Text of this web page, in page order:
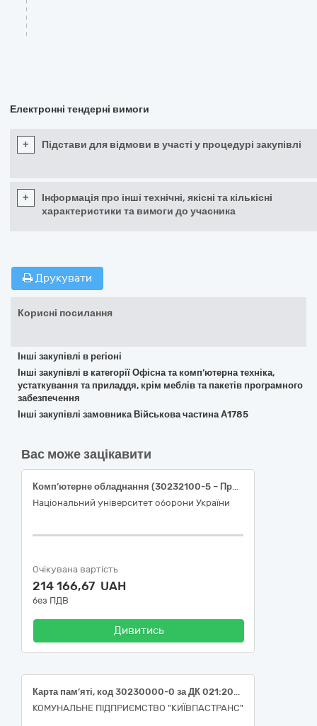
Електронні тендерні вимоги
+ Підстави для відмови в участі у процедурі закупівлі
+
Інформація про інші технічні, якісні та кількісні
характеристики та вимоги до учасника
Друкувати
Корисні посилання
Інші закупівлі в регіоні
Інші закупівлі в категорії Офісна та комп’ютерна техніка,
устаткування та приладдя, крім меблів та пакетів програмного
забезпечення
Інші закупівлі замовника Військова частина А1785
Вас може зацікавити
Комп’ютерне обладнання (30232100-5 – Принтери та плотери, 30232140-7 – Плотери, 30232150-0 – Струменеві принтери)
Національний університет оборони України
Очікувана вартість
214 166,67 UAH
без ПДВ
Дивитись
Карта пам’яті, код 30230000-0 за ДК 021:2015 «Комп'ютерне обладнання»
КОМУНАЛЬНЕ ПІДПРИЄМСТВО "КИЇВПАСТРАНС"